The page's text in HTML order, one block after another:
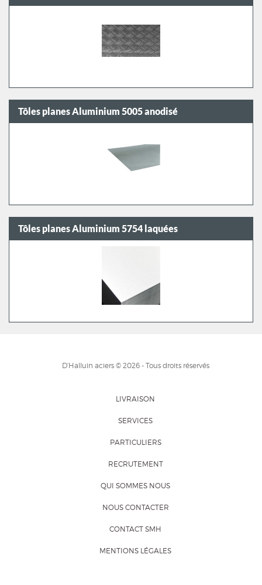
Tôles planes Aluminium 5005 anodisé
Tôles planes Aluminium 5754 laquées
D’Halluin aciers © 2026 - Tous droits réservés
LIVRAISON
SERVICES
PARTICULIERS
RECRUTEMENT
QUI SOMMES NOUS
NOUS CONTACTER
CONTACT SMH
MENTIONS LÉGALES